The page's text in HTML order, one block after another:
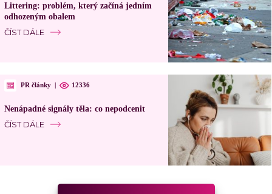
Littering: problém, který začíná jedním
odhozeným obalem
ČÍST DÁLE
PR články 12336
Nenápadné signály těla: co nepodcenit
ČÍST DÁLE